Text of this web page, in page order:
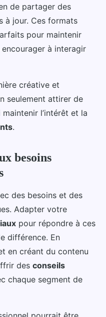
de partager des
à jour. Ces formats
pour maintenir
à interagir
créative et
seulement attirer de
maintenir l’intérêt et la
.
besoins
des besoins et des
Adapter votre
pour répondre à ces
différence. En
en créant du contenu
des conseils
chaque segment de